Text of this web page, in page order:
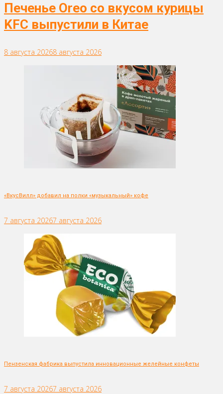
Печенье Oreo со вкусом курицы
KFC выпустили в Китае
8 августа 20268 августа 2026
«ВкусВилл» добавил на полки «музыкальный» кофе
7 августа 20267 августа 2026
Пензенская фабрика выпустила инновационные желейные конфеты
7 августа 20267 августа 2026